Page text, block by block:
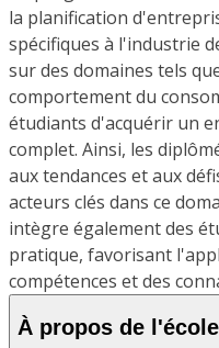
la planification
spécifiques à l'industrie
sur des domaines tels
comportement du
étudiants d'acquérir un
complet. Ainsi, les
aux tendances et aux
acteurs clés dans ce
intègre également des
pratique, favorisant
compétences et des
À propos de l'école